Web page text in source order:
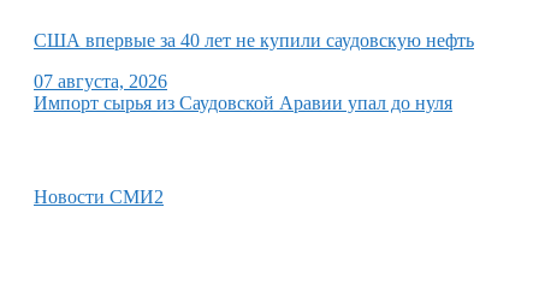
США впервые за 40 лет не купили саудовскую нефть
07 августа, 2026
Импорт сырья из Саудовской Аравии упал до нуля
Новости СМИ2